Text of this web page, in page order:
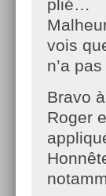
plié…
vois
n’a
Bravo
Roger